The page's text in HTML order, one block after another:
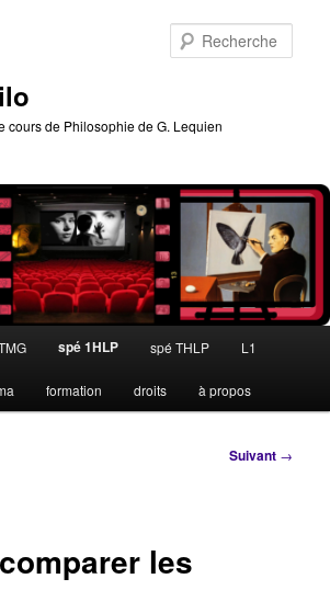
cours de Philosophie de G. Lequien
spé 1HLP spé THLP L1
formation droits à propos
Suivant →
les